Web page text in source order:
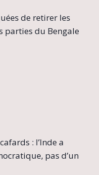
de retirer les
parties du Bengale
: l’Inde a
pas d’un